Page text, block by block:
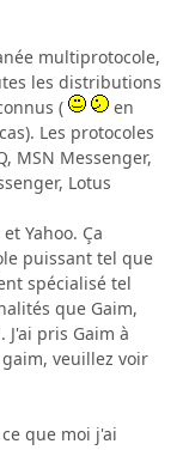
multiprotocole,
les distributions
(
en
Les protocoles
MSN Messenger,
Lotus
Yahoo. Ça
puissant tel que
spécialisé tel
que Gaim,
pris Gaim à
veuillez voir
que moi j'ai